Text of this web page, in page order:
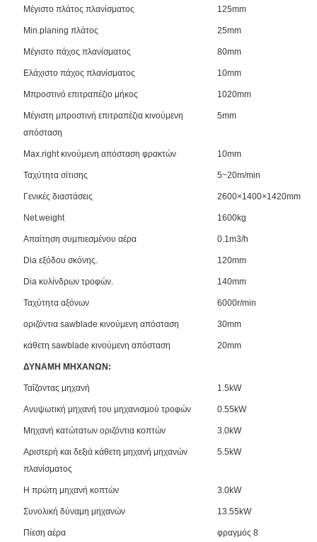
Μέγιστο πλάτος πλανίσματος 125mm
Min.planing πλάτος 25mm
Μέγιστο πάχος πλανίσματος 80mm
Ελάχιστο πάχος πλανίσματος 10mm
Μπροστινό επιτραπέζιο μήκος 1020mm
Μέγιστη μπροστινή επιτραπέζια κινούμενη
απόσταση
5mm
Max.right κινούμενη απόσταση φρακτών 10mm
Ταχύτητα σίτισης 5~20m/min
Γενικές διαστάσεις 2600×1400×1420mm
Net.weight 1600kg
Απαίτηση συμπιεσμένου αέρα 0.1m3/h
Dia εξόδου σκόνης. 120mm
Dia κυλίνδρων τροφών. 140mm
Ταχύτητα αξόνων 6000r/min
οριζόντια sawblade κινούμενη απόσταση 30mm
κάθετη sawblade κινούμενη απόσταση 20mm
ΔΥΝΑΜΗ ΜΗΧΑΝΩΝ:
Ταΐζοντας μηχανή 1.5kW
Ανυψωτική μηχανή του μηχανισμού τροφών 0.55kW
Μηχανή κατώτατων οριζόντια κοπτών 3.0kW
Αριστερή και δεξιά κάθετη μηχανή μηχανών
πλανίσματος
5.5kW
Η πρώτη μηχανή κοπτών 3.0kW
Συνολική δύναμη μηχανών 13.55kW
Πίεση αέρα φραγμός 8